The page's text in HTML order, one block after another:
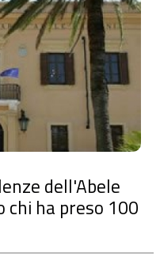
dell'Abele
chi ha preso 100